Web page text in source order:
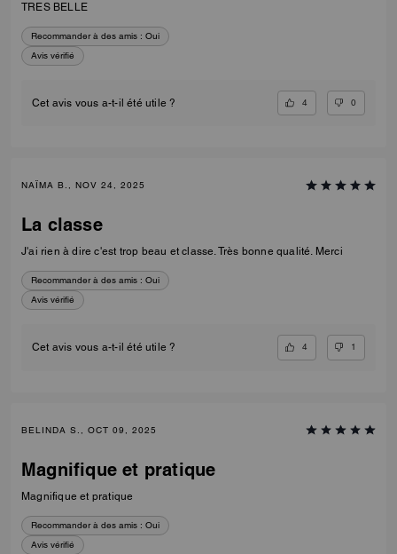
TRES BELLE
Recommander à des amis : Oui
Avis vérifié
Cet avis vous a-t-il été utile ? 4 0
NAÏMA B., NOV 24, 2025
La classe
J'ai rien à dire c'est trop beau et classe. Très bonne qualité. Merci
Recommander à des amis : Oui
Avis vérifié
Cet avis vous a-t-il été utile ? 4 1
BELINDA S., OCT 09, 2025
Magnifique et pratique
Magnifique et pratique
Recommander à des amis : Oui
Avis vérifié